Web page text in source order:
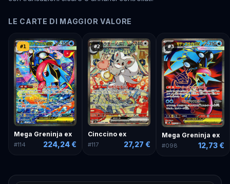
LE CARTE DI MAGGIOR VALORE
#1
Mega Greninja ex
#114 224,24 €
#2
Cinccino ex
#117 27,27 €
#3
Mega Greninja ex
#098 12,73 €